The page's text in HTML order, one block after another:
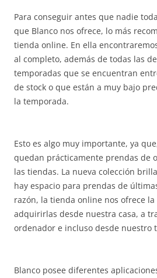
Para conseguir antes que nadie
que Blanco nos ofrece, lo más
tienda online. En ella
al completo, además de todas las
temporadas que se encuentran
de stock o que están a muy bajo
la temporada.
Esto es algo muy importante, ya
quedan prácticamente prendas de
las tiendas. La nueva colección
hay espacio para prendas de
razón, la tienda online nos ofrece
adquirirlas desde nuestra casa, a
ordenador e incluso desde nuestro
Blanco posee diferentes